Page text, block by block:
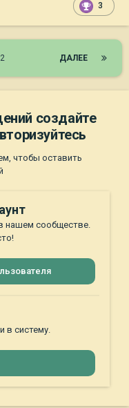
3
ДАЛЕЕ
создайте
чтобы оставить
нашем сообществе.
в систему.